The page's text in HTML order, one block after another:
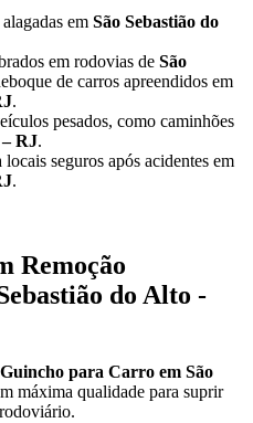
em São Sebastião do
em rodovias de São
de carros apreendidos em
.
pesados, como caminhões
– RJ.
seguros após acidentes em
.
Remoção
do Alto -
Guincho para Carro em São
máxima qualidade para suprir